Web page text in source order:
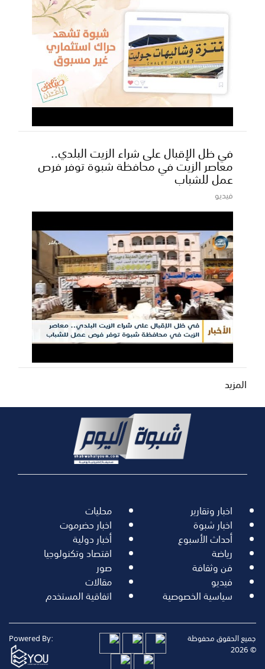
في ظل الإقبال على شراء الزيت البلدي..
معاصر الزيت في محافظة شبوة توفر فرص
عمل للشباب
فيديو
المزيد
اخبار وتقارير محليات
اخبار شبوة اخبار حضرموت
أحداث الأسبوع أخبار دولية
رياضة اقتصاد وتكنولوجيا
فن وثقافة صور
فيديو مقالات
سياسية الخصوصية اتفاقية المستخدم
جميع الحقوق محفوظة
© 2026
Powered By: